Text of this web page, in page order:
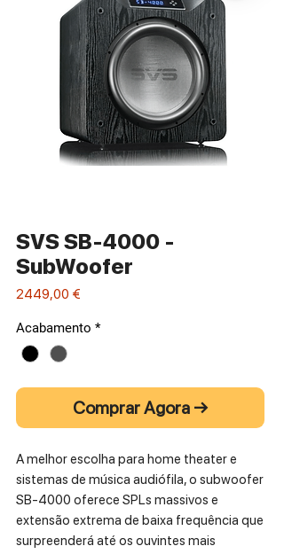
SVS SB-4000 -
SubWoofer
2449,00 €
Acabamento *
Comprar Agora →
A melhor escolha para home theater e
sistemas de música audiófila, o subwoofer
SB-4000 oferece SPLs massivos e
extensão extrema de baixa frequência que
surpreenderá até os ouvintes mais